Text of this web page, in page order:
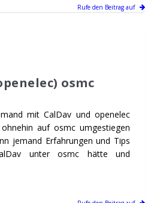
Rufe den Beitrag auf
osmc
mit CalDav und openelec
auf osmc umgestiegen
jemand Erfahrungen und Tips
unter osmc hätte und